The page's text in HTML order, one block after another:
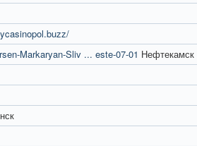
Markaryan-Sliv ... este-07-01 Нефтекамск